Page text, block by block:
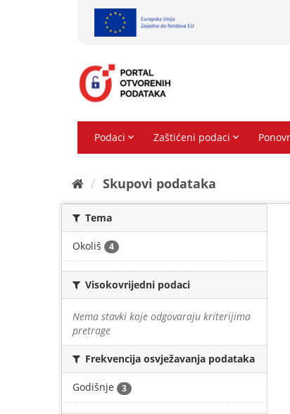
Skupovi podаtаkа
Tema
Okoliš 4
Visokovrijedni podaci
Nema stavki koje odgovaraju kriterijima
pretrage
Frekvencija osvježavanja podataka
Godišnje 3